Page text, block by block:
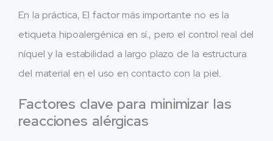
En la práctica, El factor más importante no es la
etiqueta hipoalergénica en sí., pero el control real del
níquel y la estabilidad a largo plazo de la estructura
del material en el uso en contacto con la piel.
Factores clave para minimizar las
reacciones alérgicas